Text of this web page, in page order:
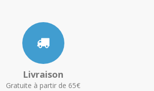
Livraison
Gratuite à partir de 65€